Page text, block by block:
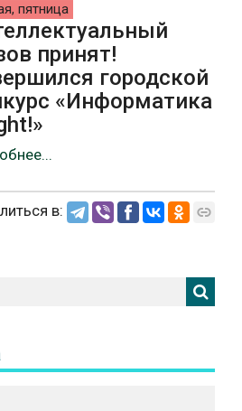
пятница
принят!
городской
«Информатика
в: